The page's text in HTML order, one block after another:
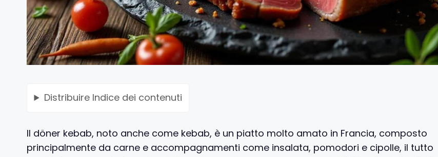
Distribuire Indice dei contenuti
Il döner kebab, noto anche come kebab, è un piatto molto amato in Francia, composto
principalmente da carne e accompagnamenti come insalata, pomodori e cipolle, il tutto